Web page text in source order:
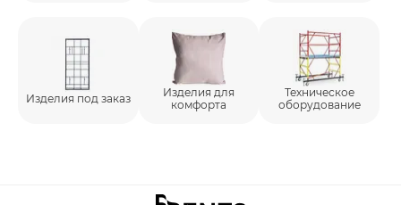
Изделия под заказ
Изделия для
комфорта
Техническое
оборудование